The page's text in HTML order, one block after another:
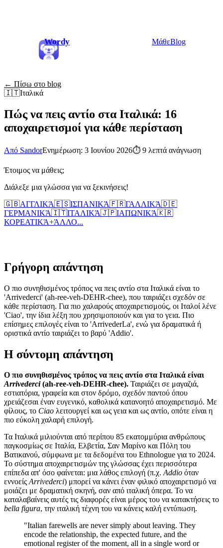
Wordy ΜάθεBlog
← Πίσω στο blog
🇮🇹Ιταλικά
Πώς να πεις αντίο στα Ιταλικά: 16
αποχαιρετισμοί για κάθε περίσταση
Από SandorΕνημέρωση: 3 Ιουνίου 2026⏱ 9 λεπτά ανάγνωση
Έτοιμος να μάθεις;
Διάλεξε μια γλώσσα για να ξεκινήσεις!
🇬🇧ΑΓΓΛΙΚΆ🇪🇸ΙΣΠΑΝΙΚΆ🇫🇷ΓΑΛΛΙΚΆ🇩🇪
ΓΕΡΜΑΝΙΚΆ🇮🇹ΙΤΑΛΙΚΆ🇯🇵ΙΑΠΩΝΙΚΆ🇰🇷
ΚΟΡΕΑΤΙΚΆ+ΆΛΛΟ...
Γρήγορη απάντηση
Ο πιο συνηθισμένος τρόπος να πεις αντίο στα Ιταλικά είναι το
'Arrivederci' (ah-ree-veh-DEHR-chee), που ταιριάζει σχεδόν σε
κάθε περίσταση. Για πιο χαλαρούς αποχαιρετισμούς, οι Ιταλοί λένε
'Ciao', την ίδια λέξη που χρησιμοποιούν και για το γεια. Πιο
επίσημες επιλογές είναι το 'ArrivederLa', ενώ για δραματικά ή
οριστικά αντίο ταιριάζει το βαρύ 'Addio'.
Η σύντομη απάντηση
Ο πιο συνηθισμένος τρόπος να πεις αντίο στα Ιταλικά είναι
Arrivederci(ah-ree-veh-DEHR-chee). Ταιριάζει σε μαγαζιά,
εστιατόρια, γραφεία και στον δρόμο, σχεδόν παντού όπου
χρειάζεσαι έναν ευγενικό, καθολικά κατανοητό αποχαιρετισμό. Με
φίλους, το Ciao λειτουργεί και ως γεια και ως αντίο, οπότε είναι η
πιο εύκολη χαλαρή επιλογή.
Τα Ιταλικά μιλιούνται από περίπου 85 εκατομμύρια ανθρώπους
παγκοσμίως σε Ιταλία, Ελβετία, Σαν Μαρίνο και Πόλη του
Βατικανού, σύμφωνα με τα δεδομένα του Ethnologue για το 2024.
Το σύστημα αποχαιρετισμών της γλώσσας έχει περισσότερα
επίπεδα απ' όσο φαίνεται: μια λάθος επιλογή (π.χ.Addio όταν
εννοείςArrivederci) μπορεί να κάνει έναν φιλικό αποχαιρετισμό να
μοιάζει με δραματική σκηνή, σαν από ιταλική όπερα. Το να
καταλαβαίνεις αυτές τις διαφορές είναι μέρος του να κατακτήσεις το
bella figura, την ιταλική τέχνη του να κάνεις καλή εντύπωση.
"Italian farewells are never simply about leaving. They
encode the relationship, the expected future, and the
emotional register of the moment, all in a single word or